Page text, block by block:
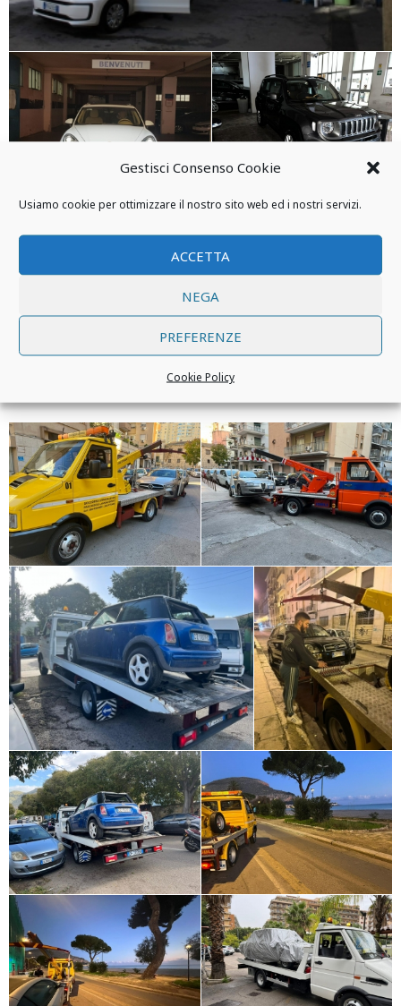
Gestisci Consenso Cookie
Usiamo cookie per ottimizzare il nostro sito web ed i nostri servizi.
ACCETTA
NEGA
PREFERENZE
Cookie Policy